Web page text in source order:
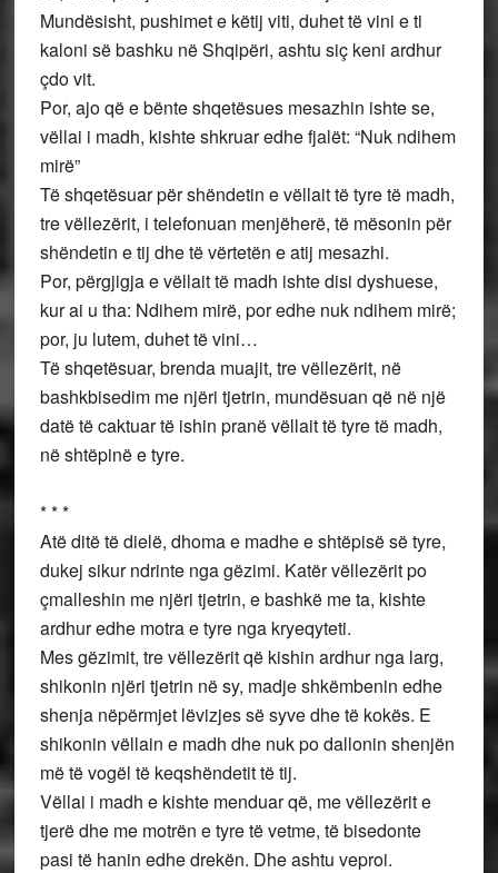
Mundësisht, pushimet e këtij viti, duhet të vini e ti
kaloni së bashku në Shqipëri, ashtu siç keni ardhur
çdo vit.
Por, ajo që e bënte shqetësues mesazhin ishte se,
vëllai i madh, kishte shkruar edhe fjalët: “Nuk ndihem
mirë”
Të shqetësuar për shëndetin e vëllait të tyre të madh,
tre vëllezërit, i telefonuan menjëherë, të mësonin për
shëndetin e tij dhe të vërtetën e atij mesazhi.
Por, përgjigja e vëllait të madh ishte disi dyshuese,
kur ai u tha: Ndihem mirë, por edhe nuk ndihem mirë;
por, ju lutem, duhet të vini…
Të shqetësuar, brenda muajit, tre vëllezërit, në
bashkbisedim me njëri tjetrin, mundësuan që në një
datë të caktuar të ishin pranë vëllait të tyre të madh,
në shtëpinë e tyre.
* * *
Atë ditë të dielë, dhoma e madhe e shtëpisë së tyre,
dukej sikur ndrinte nga gëzimi. Katër vëllezërit po
çmalleshin me njëri tjetrin, e bashkë me ta, kishte
ardhur edhe motra e tyre nga kryeqyteti.
Mes gëzimit, tre vëllezërit që kishin ardhur nga larg,
shikonin njëri tjetrin në sy, madje shkëmbenin edhe
shenja nëpërmjet lëvizjes së syve dhe të kokës. E
shikonin vëllain e madh dhe nuk po dallonin shenjën
më të vogël të keqshëndetit të tij.
Vëllai i madh e kishte menduar që, me vëllezërit e
tjerë dhe me motrën e tyre të vetme, të bisedonte
pasi të hanin edhe drekën. Dhe ashtu veproi.